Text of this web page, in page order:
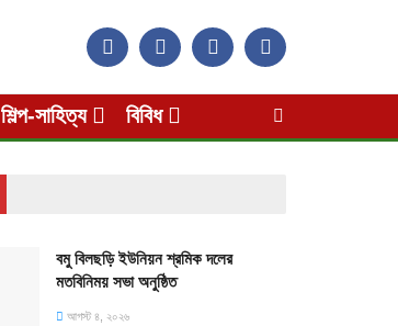
শিল্প-সাহিত্য বিবিধ
বমু বিলছড়ি ইউনিয়ন শ্রমিক দলের
মতবিনিময় সভা অনুষ্ঠিত
আগস্ট ৪, ২০২৬